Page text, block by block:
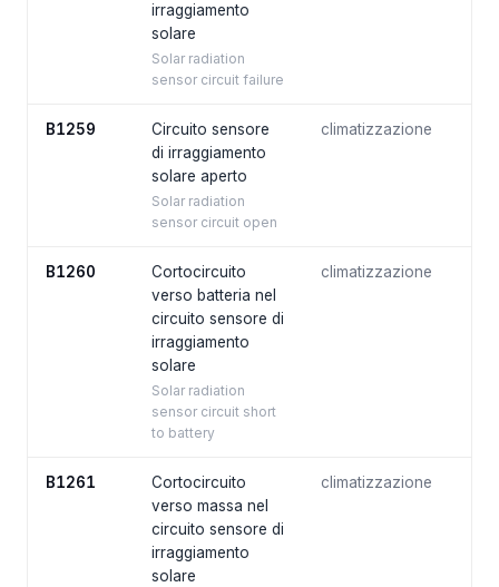
irraggiamento
solare
Solar radiation
sensor circuit failure
B1259
Circuito sensore
di irraggiamento
solare aperto
Solar radiation
sensor circuit open
climatizzazione
B1260
Cortocircuito
verso batteria nel
circuito sensore di
irraggiamento
solare
Solar radiation
sensor circuit short
to battery
climatizzazione
B1261
Cortocircuito
verso massa nel
circuito sensore di
irraggiamento
solare
climatizzazione